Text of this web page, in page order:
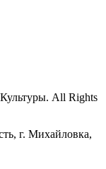
All Rights
г. Михайловка,